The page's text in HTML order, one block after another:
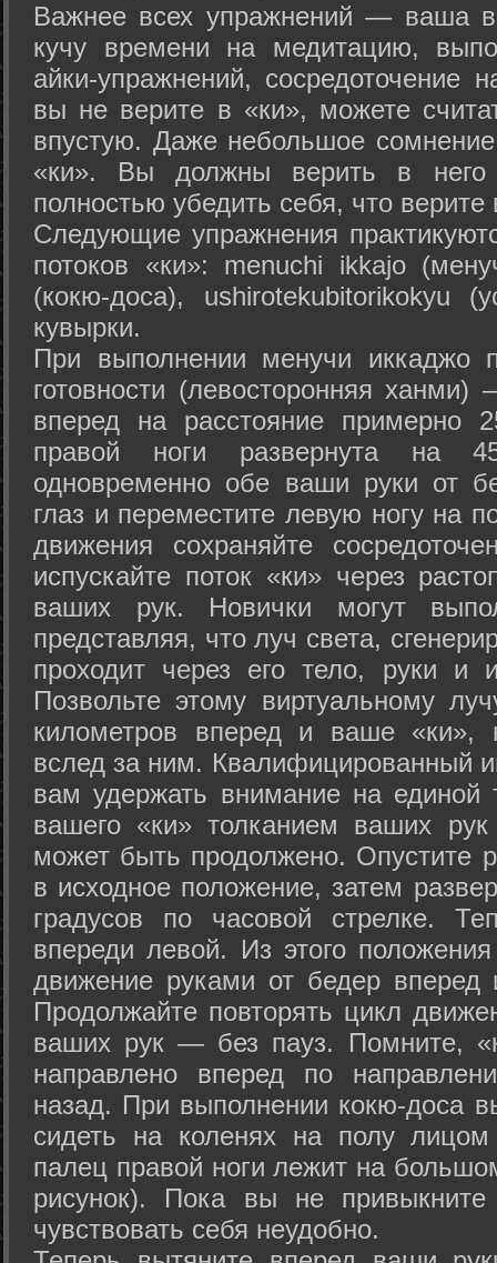
Важнее всех упражнений — ваша
кучу времени на медитацию,
айки-упражнений, сосредоточение
вы не верите в «ки», можете
впустую. Даже небольшое сомнение
«ки». Вы должны верить в
полностью убедить себя, что верите
Следующие упражнения
потоков «ки»: menuchi ikkajo
(кокю-доса), ushiro­tekubitori­kokyu
кувырки.
При выполнении менучи иккаджо
готовности (левосторонняя
вперед на расстояние примерно
правой ноги развернута на
одновременно обе ваши руки от
глаз и переместите левую ногу на
движения сохраняйте
испускайте поток «ки» через
ваших рук. Новички могут
представляя, что луч света,
проходит через его тело, руки и
Позвольте этому виртуальному
километров вперед и ваше «ки»,
вслед за ним. Квалифицированный
вам удержать внимание на единой
вашего «ки» толканием ваших
может быть продолжено. Опустите
в исходное положение, затем
градусов по часовой стрелке.
впереди левой. Из этого
движение руками от бедер вперед
Продолжайте повторять цикл
ваших рук — без пауз. Помните,
направлено вперед по
назад. При выполнении кокю-доса
сидеть на коленях на полу
палец правой ноги лежит на
рисунок). Пока вы не
чувствовать себя неудобно.